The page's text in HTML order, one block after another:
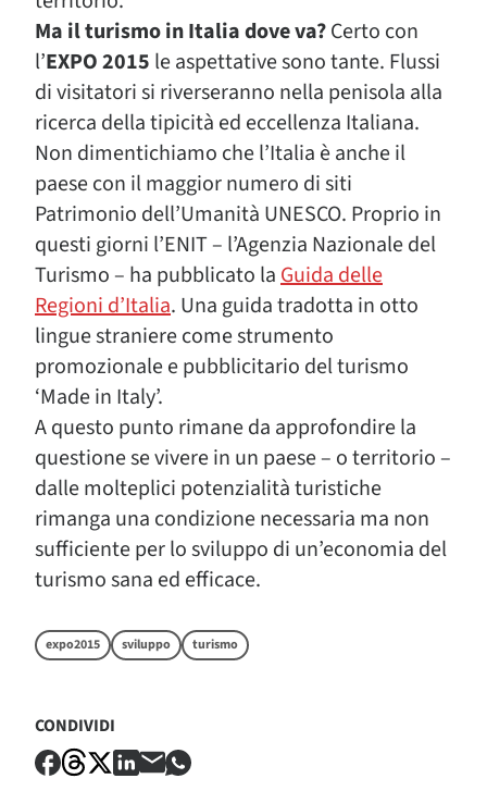
Ma il turismo in Italia dove va?Certo con
l’EXPO 2015 le aspettative sono tante. Flussi
di visitatori si riverseranno nella penisola alla
ricerca della tipicità ed eccellenza Italiana.
Non dimentichiamo che l’Italia è anche il
paese con il maggior numero di siti
Patrimonio dell’Umanità UNESCO. Proprio in
questi giorni l’ENIT – l’Agenzia Nazionale del
Turismo – ha pubblicato laGuida delle
Regioni d’Italia. Una guida tradotta in otto
lingue straniere come strumento
promozionale e pubblicitario del turismo
‘Made in Italy’.
A questo punto rimane da approfondire la
questione se vivere in un paese – o territorio –
dalle molteplici potenzialità turistiche
rimanga una condizione necessaria ma non
sufficiente per lo sviluppo di un’economia del
turismo sana ed efficace.
expo2015 sviluppo turismo
CONDIVIDI